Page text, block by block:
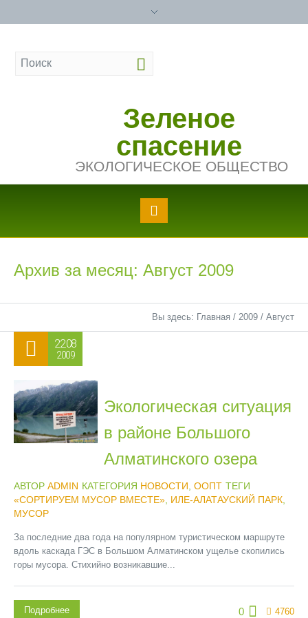
Зеленое
спасение
ЭКОЛОГИЧЕСКОЕ ОБЩЕСТВО
Архив за месяц: Август 2009
Вы здесь: Главная / 2009 / Август
22.08
2009
Экологическая ситуация
в районе Большого
Алматинского озера
АВТОР ADMIN КАТЕГОРИЯ НОВОСТИ ООПТ ТЕГИ
«СОРТИРУЕМ МУСОР ВМЕСТЕ» ИЛЕ-АЛАТАУСКИЙ ПАРК
МУСОР
За последние два года на популярном туристическом маршруте
вдоль каскада ГЭС в Большом Алматинском ущелье скопились
горы мусора. Стихийно возникавшие...
0 4760
Подробнее